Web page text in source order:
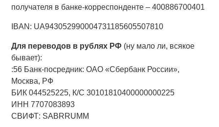
получателя в банке-корреспонденте – 400886700401
IBAN: UA943052990004731185605507810
Для переводов в рублях РФ (ну мало ли, всякое
бывает):
:56 Банк-посредник: ОАО «Сбербанк России»,
Москва, РФ
БИК 044525225, К/С 30101810400000000225
ИНН 7707083893
СВИФТ: SABRRUMM